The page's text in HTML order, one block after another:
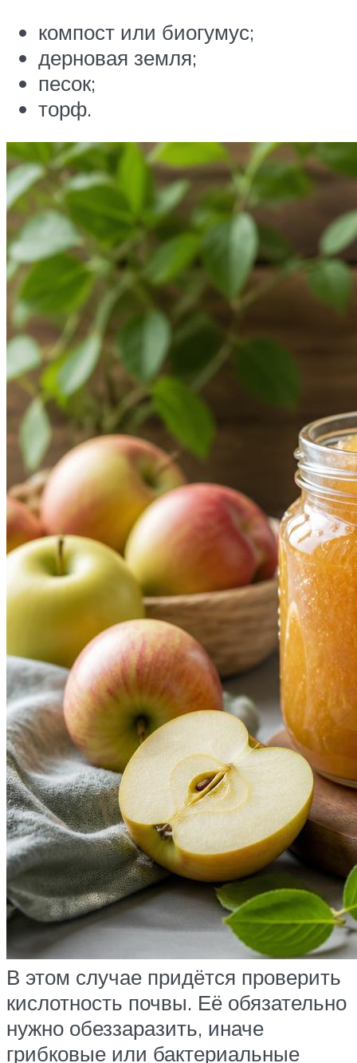
компост или биогумус;
дерновая земля;
песок;
торф.
В этом случае придётся проверить
кислотность почвы. Её обязательно
нужно обеззаразить, иначе
грибковые или бактериальные